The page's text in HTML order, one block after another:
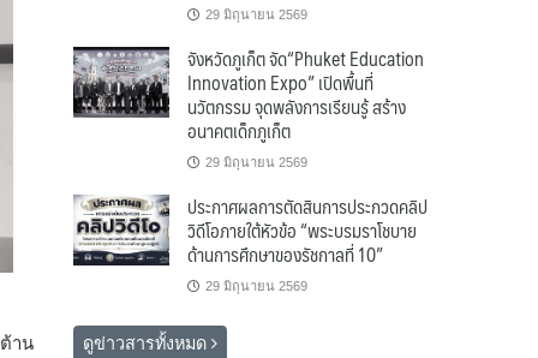
าน
29 มิถุนายน 2569
จังหวัดภูเก็ต จัด“Phuket Education
Innovation Expo” เปิดพื้นที่
นวัตกรรม จุดพลังการเรียนรู้ สร้าง
อนาคตเด็กภูเก็ต
29 มิถุนายน 2569
ประกาศผลการตัดสินการประกวดคลิป
วิดีโอภายใต้หัวข้อ “พระบรมราโชบาย
ด้านการศึกษาของรัชกาลที่ 10”
29 มิถุนายน 2569
ดูข่าวสารทั้งหมด